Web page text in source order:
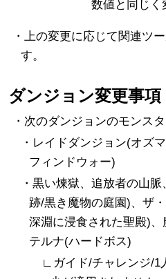
数値と同じく
・上の変更に応じて関連ツ
す。
ダンジョン変更事項
・次のダンジョンのモンス
・レイドダンジョン(オズ
フィンドウォー)
・黒い煉獄、追放者の山
跡/黒き魔物の庭園)、ザ
深淵に浸食された聖殿)
テルナ(ハードボス)
∟ガイド/チャレンジ/1